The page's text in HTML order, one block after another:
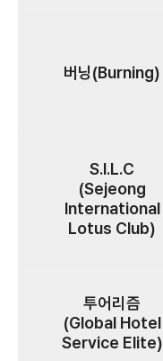
버닝(Burning)
S.I.L.C
(Sejeong
International
Lotus Club)
투어리즘
(Global Hotel
Service Elite)